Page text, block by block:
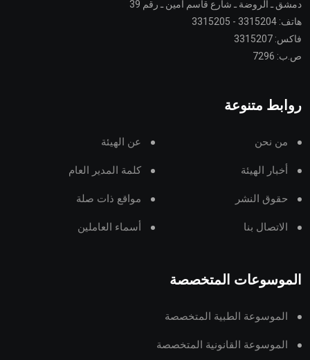
دمشق ـ الروضة ـ شارع قاسم أمين ـ رقم 39
هاتف: 3315204 - 3315205
فاكس: 3315207
ص.ب: 7296
روابط متنوعة
من نحن عن الهيئة
أخبار الهيئة كلمة المدير العام
حقوق النشر مواقع ذات صلة
الاتصال بنا أسماء العاملين
الموسوعات المتخصصة
الموسوعة الطبية المتخصصة
الموسوعة القانونية المتخصصة